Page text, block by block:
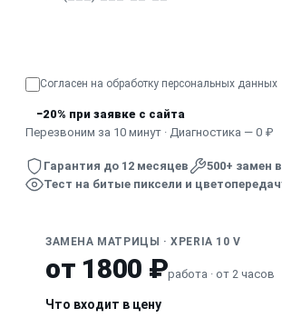
Согласен на обработку персональных данных
−20% при заявке с сайта
Перезвоним за 10 минут · Диагностика — 0 ₽
Гарантия до 12 месяцев
500+ замен
Тест на битые пиксели и
ЗАМЕНА МАТРИЦЫ · XPERIA 10 V
от 1800 ₽работа · от 2 часов
Что входит в цену